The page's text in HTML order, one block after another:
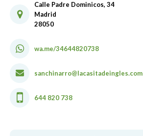
Calle Padre Dominicos, 34
Madrid
28050
wa.me/34644820738
sanchinarro@lacasitadeingles.com
644 820 738